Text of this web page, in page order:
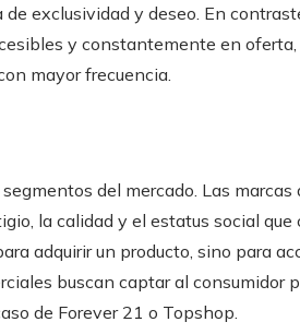
exclusividad y deseo. En
y constantemente en
mayor frecuencia.
del mercado. Las marcas
la calidad y el estatus social
adquirir un producto, sino para
buscan captar al consumidor
de Forever 21 o Topshop.